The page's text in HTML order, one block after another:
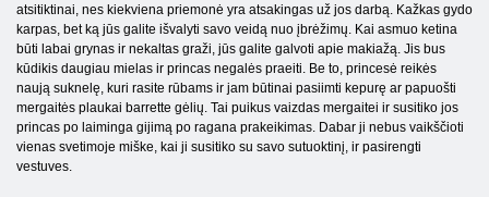
atsitiktinai, nes kiekviena priemonė yra atsakingas už jos darbą. Kažkas gydo
karpas, bet ką jūs galite išvalyti savo veidą nuo įbrėžimų. Kai asmuo ketina
būti labai grynas ir nekaltas graži, jūs galite galvoti apie makiažą. Jis bus
kūdikis daugiau mielas ir princas negalės praeiti. Be to, princesė reikės
naują suknelę, kuri rasite rūbams ir jam būtinai pasiimti kepurę ar papuošti
mergaitės plaukai barrette gėlių. Tai puikus vaizdas mergaitei ir susitiko jos
princas po laiminga gijimą po ragana prakeikimas. Dabar ji nebus vaikščioti
vienas svetimoje miške, kai ji susitiko su savo sutuoktinį, ir pasirengti
vestuves.